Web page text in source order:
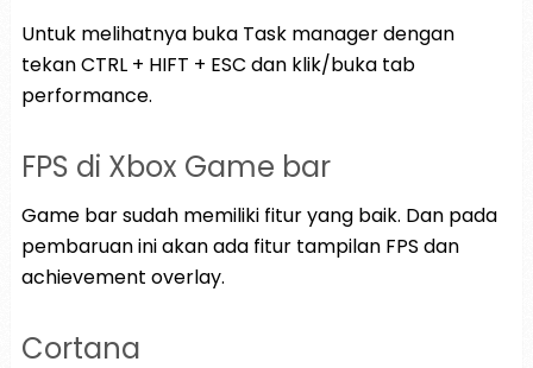
Untuk melihatnya buka Task manager dengan
tekan CTRL + HIFT + ESC dan klik/buka tab
performance.
FPS di Xbox Game bar
Game bar sudah memiliki fitur yang baik. Dan pada
pembaruan ini akan ada fitur tampilan FPS dan
achievement overlay.
Cortana